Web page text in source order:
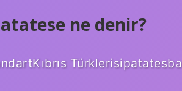
ne denir?